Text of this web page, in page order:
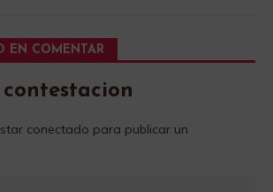
EN COMENTAR
conectado para publicar un